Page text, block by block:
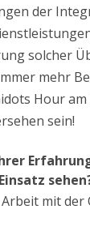
der
solcher
mehr
Hour
sein!
mit